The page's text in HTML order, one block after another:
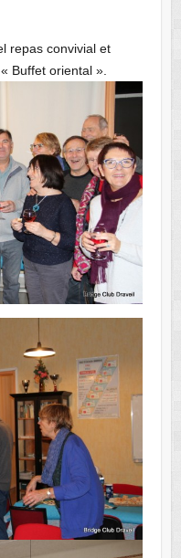
repas convivial et
Buffet oriental ».